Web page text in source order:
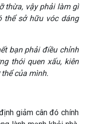
thừa, vậy phải làm gì
thể sở hữu vóc dáng
bạn phải điều chỉnh
thói quen xấu, kiên
của mình.
giảm cân đó chính